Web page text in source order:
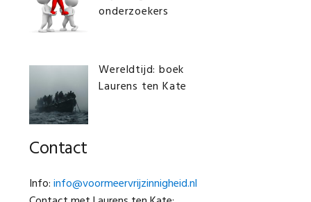
onderzoekers
Wereldtijd: boek
Laurens ten Kate
Contact
Info:info@voormeervrijzinnigheid.nl